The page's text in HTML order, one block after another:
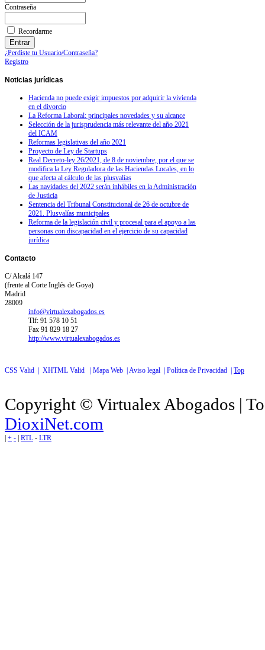
Contraseña
Recordarme
¿Perdiste tu Usuario/Contraseña?
Registro
Noticias jurídicas
Hacienda no puede exigir impuestos por adquirir la vivienda
en el divorcio
La Reforma Laboral: principales novedades y su alcance
Selección de la jurisprudencia más relevante del año 2021
del ICAM
Reformas legislativas del año 2021
Proyecto de Ley de Startups
Real Decreto-ley 26/2021, de 8 de noviembre, por el que se
modifica la Ley Reguladora de las Haciendas Locales, en lo
que afecta al cálculo de las plusvalías
Las navidades del 2022 serán inhábiles en la Administración
de Justicia
Sentencia del Tribunal Constitucional de 26 de octubre de
2021. Plusvalías municipales
Reforma de la legislación civil y procesal para el apoyo a las
personas con discapacidad en el ejercicio de su capacidad
jurídica
Contacto
C/ Alcalá 147
(frente al Corte Inglés de Goya)
Madrid
28009
info@virtualexabogados.es
Tlf: 91 578 10 51
Fax 91 829 18 27
http://www.virtualexabogados.es
CSS Valid | XHTML Valid | Mapa Web | Aviso legal | Política de Privacidad | Top
Copyright © Virtualex Abogados |
DioxiNet.com
| + - | RTL - LTR